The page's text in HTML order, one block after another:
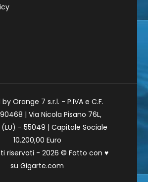
Orange 7 s.r.l. - P.IVA e C.F.
| Via Nicola Pisano 76L,
- 55049 | Capitale Sociale
10.200,00 Euro
riservati - 2026 © Fatto con ♥
su Gigarte.com